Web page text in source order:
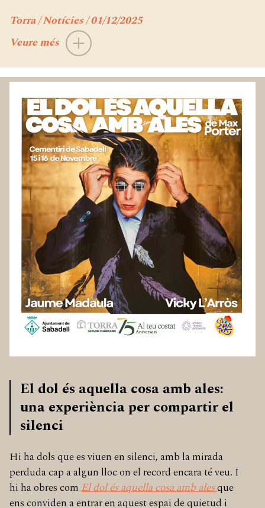
Torra / Notícies / 01/12/2025
Veure més
El dol és aquella cosa amb ales:
una experiència per compartir el
silenci
Hi ha dols que es viuen en silenci, amb la mirada
perduda cap a algun lloc on el record encara té veu. I
hi ha obres comEl dol és aquella cosa amb alesque
ens conviden a entrar en aquest espai de quietud i